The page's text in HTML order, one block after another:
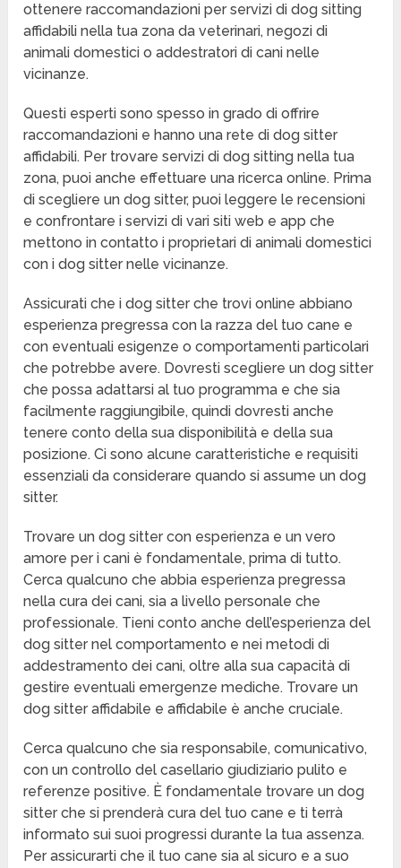
ottenere raccomandazioni per servizi di dog sitting
affidabili nella tua zona da veterinari, negozi di
animali domestici o addestratori di cani nelle
vicinanze.
Questi esperti sono spesso in grado di offrire
raccomandazioni e hanno una rete di dog sitter
affidabili. Per trovare servizi di dog sitting nella tua
zona, puoi anche effettuare una ricerca online. Prima
di scegliere un dog sitter, puoi leggere le recensioni
e confrontare i servizi di vari siti web e app che
mettono in contatto i proprietari di animali domestici
con i dog sitter nelle vicinanze.
Assicurati che i dog sitter che trovi online abbiano
esperienza pregressa con la razza del tuo cane e
con eventuali esigenze o comportamenti particolari
che potrebbe avere. Dovresti scegliere un dog sitter
che possa adattarsi al tuo programma e che sia
facilmente raggiungibile, quindi dovresti anche
tenere conto della sua disponibilità e della sua
posizione. Ci sono alcune caratteristiche e requisiti
essenziali da considerare quando si assume un dog
sitter.
Trovare un dog sitter con esperienza e un vero
amore per i cani è fondamentale, prima di tutto.
Cerca qualcuno che abbia esperienza pregressa
nella cura dei cani, sia a livello personale che
professionale. Tieni conto anche dell’esperienza del
dog sitter nel comportamento e nei metodi di
addestramento dei cani, oltre alla sua capacità di
gestire eventuali emergenze mediche. Trovare un
dog sitter affidabile e affidabile è anche cruciale.
Cerca qualcuno che sia responsabile, comunicativo,
con un controllo del casellario giudiziario pulito e
referenze positive. È fondamentale trovare un dog
sitter che si prenderà cura del tuo cane e ti terrà
informato sui suoi progressi durante la tua assenza.
Per assicurarti che il tuo cane sia al sicuro e a suo